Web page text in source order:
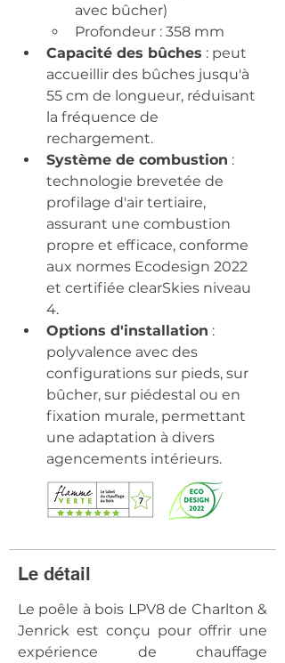
avec bûcher)​
Profondeur : 358 mm​
Capacité des bûches : peut
accueillir des bûches jusqu'à
55 cm de longueur, réduisant
la fréquence de
rechargement.
Système de combustion :
technologie brevetée de
profilage d'air tertiaire,
assurant une combustion
propre et efficace, conforme
aux normes Ecodesign 2022
et certifiée clearSkies niveau
4.
Options d'installation :
polyvalence avec des
configurations sur pieds, sur
bûcher, sur piédestal ou en
fixation murale, permettant
une adaptation à divers
agencements intérieurs.
Le détail
​Le poêle à bois LPV8 de Charlton &
Jenrick est conçu pour offrir une
expérience de chauffage